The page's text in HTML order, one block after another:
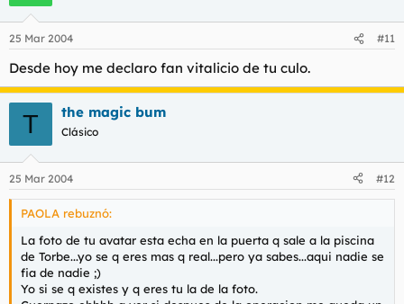
25 Mar 2004 #11
Desde hoy me declaro fan vitalicio de tu culo.
T the magic bum
Clásico
25 Mar 2004 #12
PAOLA rebuznó:
La foto de tu avatar esta echa en la puerta q sale a la piscina
de Torbe...yo se q eres mas q real...pero ya sabes...aqui nadie se
fia de nadie ;)
Yo si se q existes y q eres tu la de la foto.